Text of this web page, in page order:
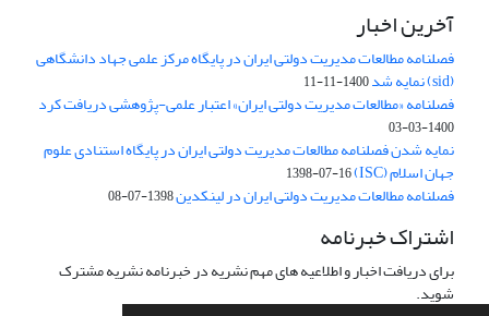
آخرین اخبار
فصلنامه مطالعات مدیریت دولتی ایران در پایگاه مرکز علمی جهاد دانشگاهی
(sid) نمایه شد 1400-11-11
فصلنامه «مطالعات مدیریت دولتی ایران» اعتبار علمی-پژوهشی دریافت کرد
1400-03-03
نمایه شدن فصلنامه مطالعات مدیریت دولتی ایران در پایگاه استنادی علوم
جهان اسلام (ISC) 1398-07-16
فصلنامه مطالعات مدیریت دولتی ایران در لینکدین1398-07-08
اشتراک خبرنامه
برای دریافت اخبار و اطلاعیه های مهم نشریه در خبرنامه نشریه مشترک
شوید.